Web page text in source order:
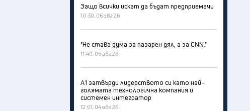
Защо всички искат да бъдат предприемачи
10:30, 06 авг 26
"Не става дума за пазарен дял, а за CNN."
11:40, 05 авг 26
А1 затвърди лидерството си като най-
голямата технологична компания и
системен интегратор
12:01, 04 авг 26